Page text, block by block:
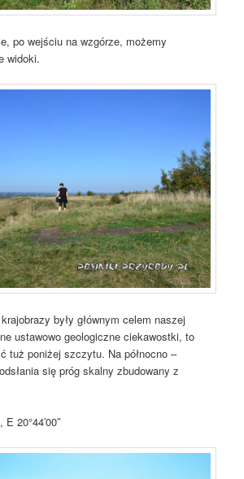
po wejściu na wzgórze, możemy
widoki.
były głównym celem naszej
ustawowo geologiczne ciekawostki, to
tuż poniżej szczytu. Na północno –
się próg skalny zbudowany z
E 20°44′00″